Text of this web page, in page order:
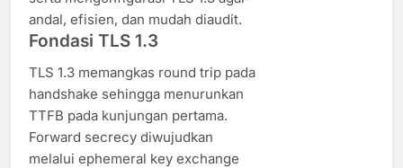
andal, efisien, dan mudah diaudit.
Fondasi TLS 1.3
TLS 1.3 memangkas round trip pada
handshake sehingga menurunkan
TTFB pada kunjungan pertama.
Forward secrecy diwujudkan
melalui ephemeral key exchange